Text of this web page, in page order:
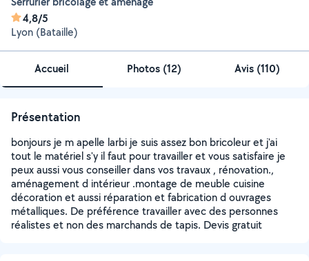
4,8/5
Lyon (Bataille)
Accueil Photos (12) Avis (110)
Présentation
bonjours je m apelle larbi je suis assez bon bricoleur et j'ai
tout le matériel s'y il faut pour travailler et vous satisfaire je
peux aussi vous conseiller dans vos travaux , rénovation.,
aménagement d intérieur .montage de meuble cuisine
décoration et aussi réparation et fabrication d ouvrages
métalliques. De préférence travailler avec des personnes
réalistes et non des marchands de tapis. Devis gratuit